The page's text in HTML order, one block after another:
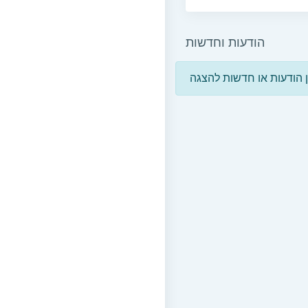
הודעות וחדשות
הודעות או חדשות להצגה